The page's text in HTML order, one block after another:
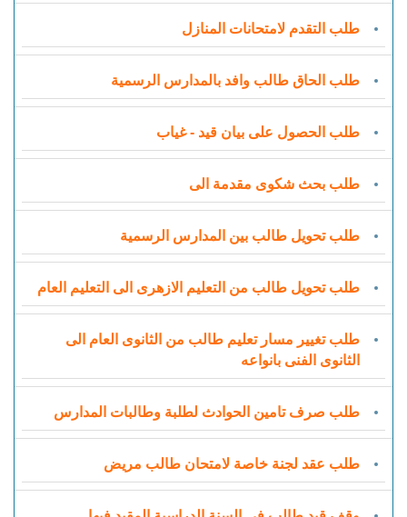
طلب التقدم لامتحانات المنازل
طلب الحاق طالب وافد بالمدارس الرسمية
طلب الحصول على بيان قيد - غياب
طلب بحث شكوى مقدمة الى
طلب تحويل طالب بين المدارس الرسمية
طلب تحويل طالب من التعليم الازهرى الى التعليم العام
طلب تغيير مسار تعليم طالب من الثانوى العام الى
الثانوى الفنى بانواعه
طلب صرف تامين الحوادث لطلبة وطالبات المدارس
طلب عقد لجنة خاصة لامتحان طالب مريض